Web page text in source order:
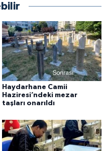
Haydarhane Camii
Haziresi’ndeki mezar
taşları onarıldı